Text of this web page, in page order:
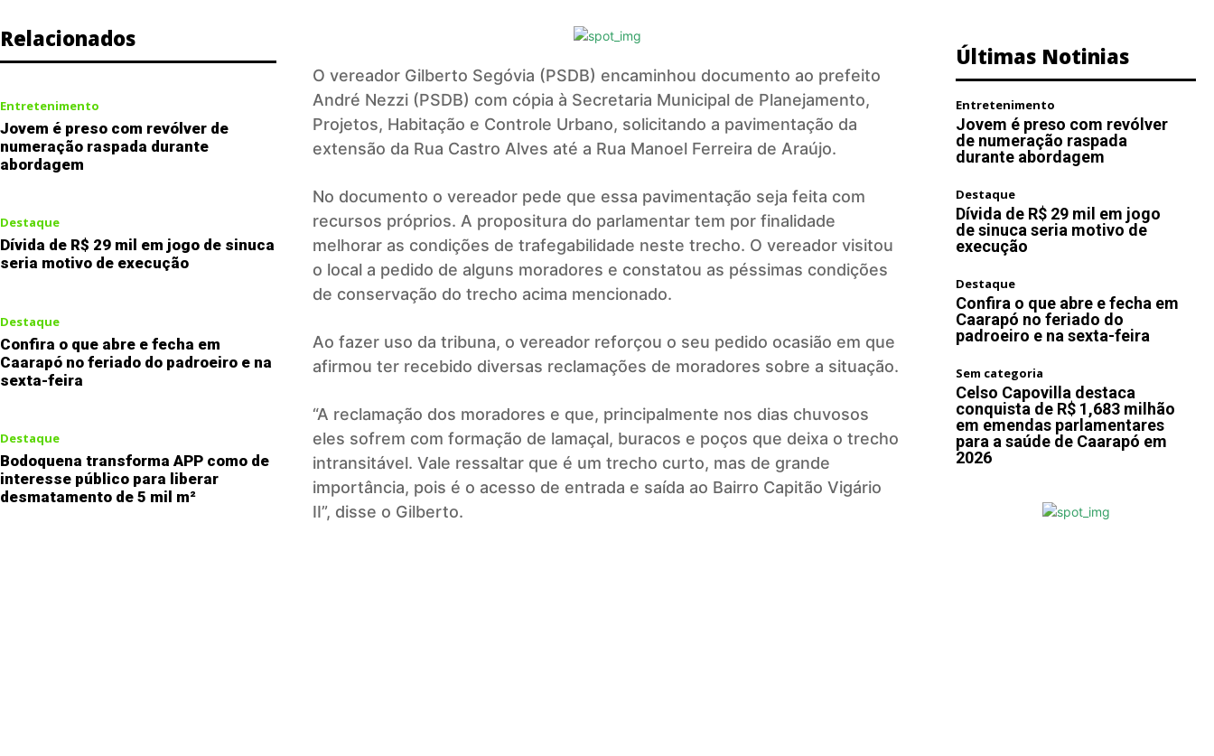
Relacionados
Entretenimento
Jovem é preso com revólver de
numeração raspada durante
abordagem
Destaque
Dívida de R$ 29 mil em jogo de sinuca
seria motivo de execução
Destaque
Confira o que abre e fecha em
Caarapó no feriado do padroeiro e na
sexta-feira
Destaque
Bodoquena transforma APP como de
interesse público para liberar
desmatamento de 5 mil m²
O vereador Gilberto Segóvia (PSDB) encaminhou documento ao prefeito
André Nezzi (PSDB) com cópia à Secretaria Municipal de Planejamento,
Projetos, Habitação e Controle Urbano, solicitando a pavimentação da
extensão da Rua Castro Alves até a Rua Manoel Ferreira de Araújo.
No documento o vereador pede que essa pavimentação seja feita com
recursos próprios. A propositura do parlamentar tem por finalidade
melhorar as condições de trafegabilidade neste trecho. O vereador visitou
o local a pedido de alguns moradores e constatou as péssimas condições
de conservação do trecho acima mencionado.
Ao fazer uso da tribuna, o vereador reforçou o seu pedido ocasião em que
afirmou ter recebido diversas reclamações de moradores sobre a situação.
“A reclamação dos moradores e que, principalmente nos dias chuvosos
eles sofrem com formação de lamaçal, buracos e poços que deixa o trecho
intransitável. Vale ressaltar que é um trecho curto, mas de grande
importância, pois é o acesso de entrada e saída ao Bairro Capitão Vigário
II”, disse o Gilberto.
Últimas Notinias
Entretenimento
Jovem é preso com revólver
de numeração raspada
durante abordagem
Destaque
Dívida de R$ 29 mil em jogo
de sinuca seria motivo de
execução
Destaque
Confira o que abre e fecha em
Caarapó no feriado do
padroeiro e na sexta-feira
Sem categoria
Celso Capovilla destaca
conquista de R$ 1,683 milhão
em emendas parlamentares
para a saúde de Caarapó em
2026